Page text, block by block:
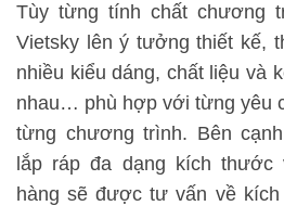
Tùy từng tính chất chương
Vietsky lên ý tưởng thiết kế,
nhiều kiểu dáng, chất liệu và
nhau… phù hợp với từng yêu
từng chương trình. Bên
lắp ráp đa dạng kích thước
hàng sẽ được tư vấn về